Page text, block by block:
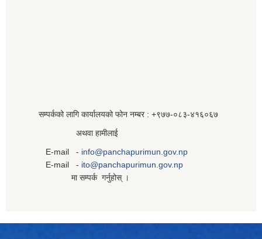
सम्पर्कको लागि कार्यालयको फोन नम्बर : +९७७-०८३‍-४१६०६७
अथवा हामीलाई
E-mail - info@panchapurimun.gov.np
E-mail - ito@panchapurimun.gov.np
मा सम्पर्क गर्नुहोस् ।